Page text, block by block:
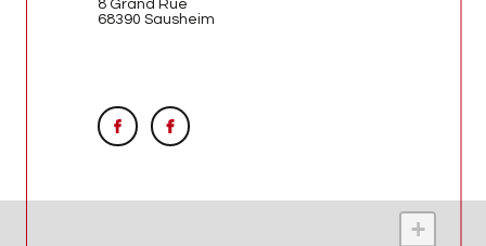
+
8 Grand Rue
68390 Sausheim